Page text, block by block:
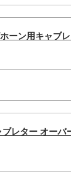
ーン用キャブ
レター オーバ